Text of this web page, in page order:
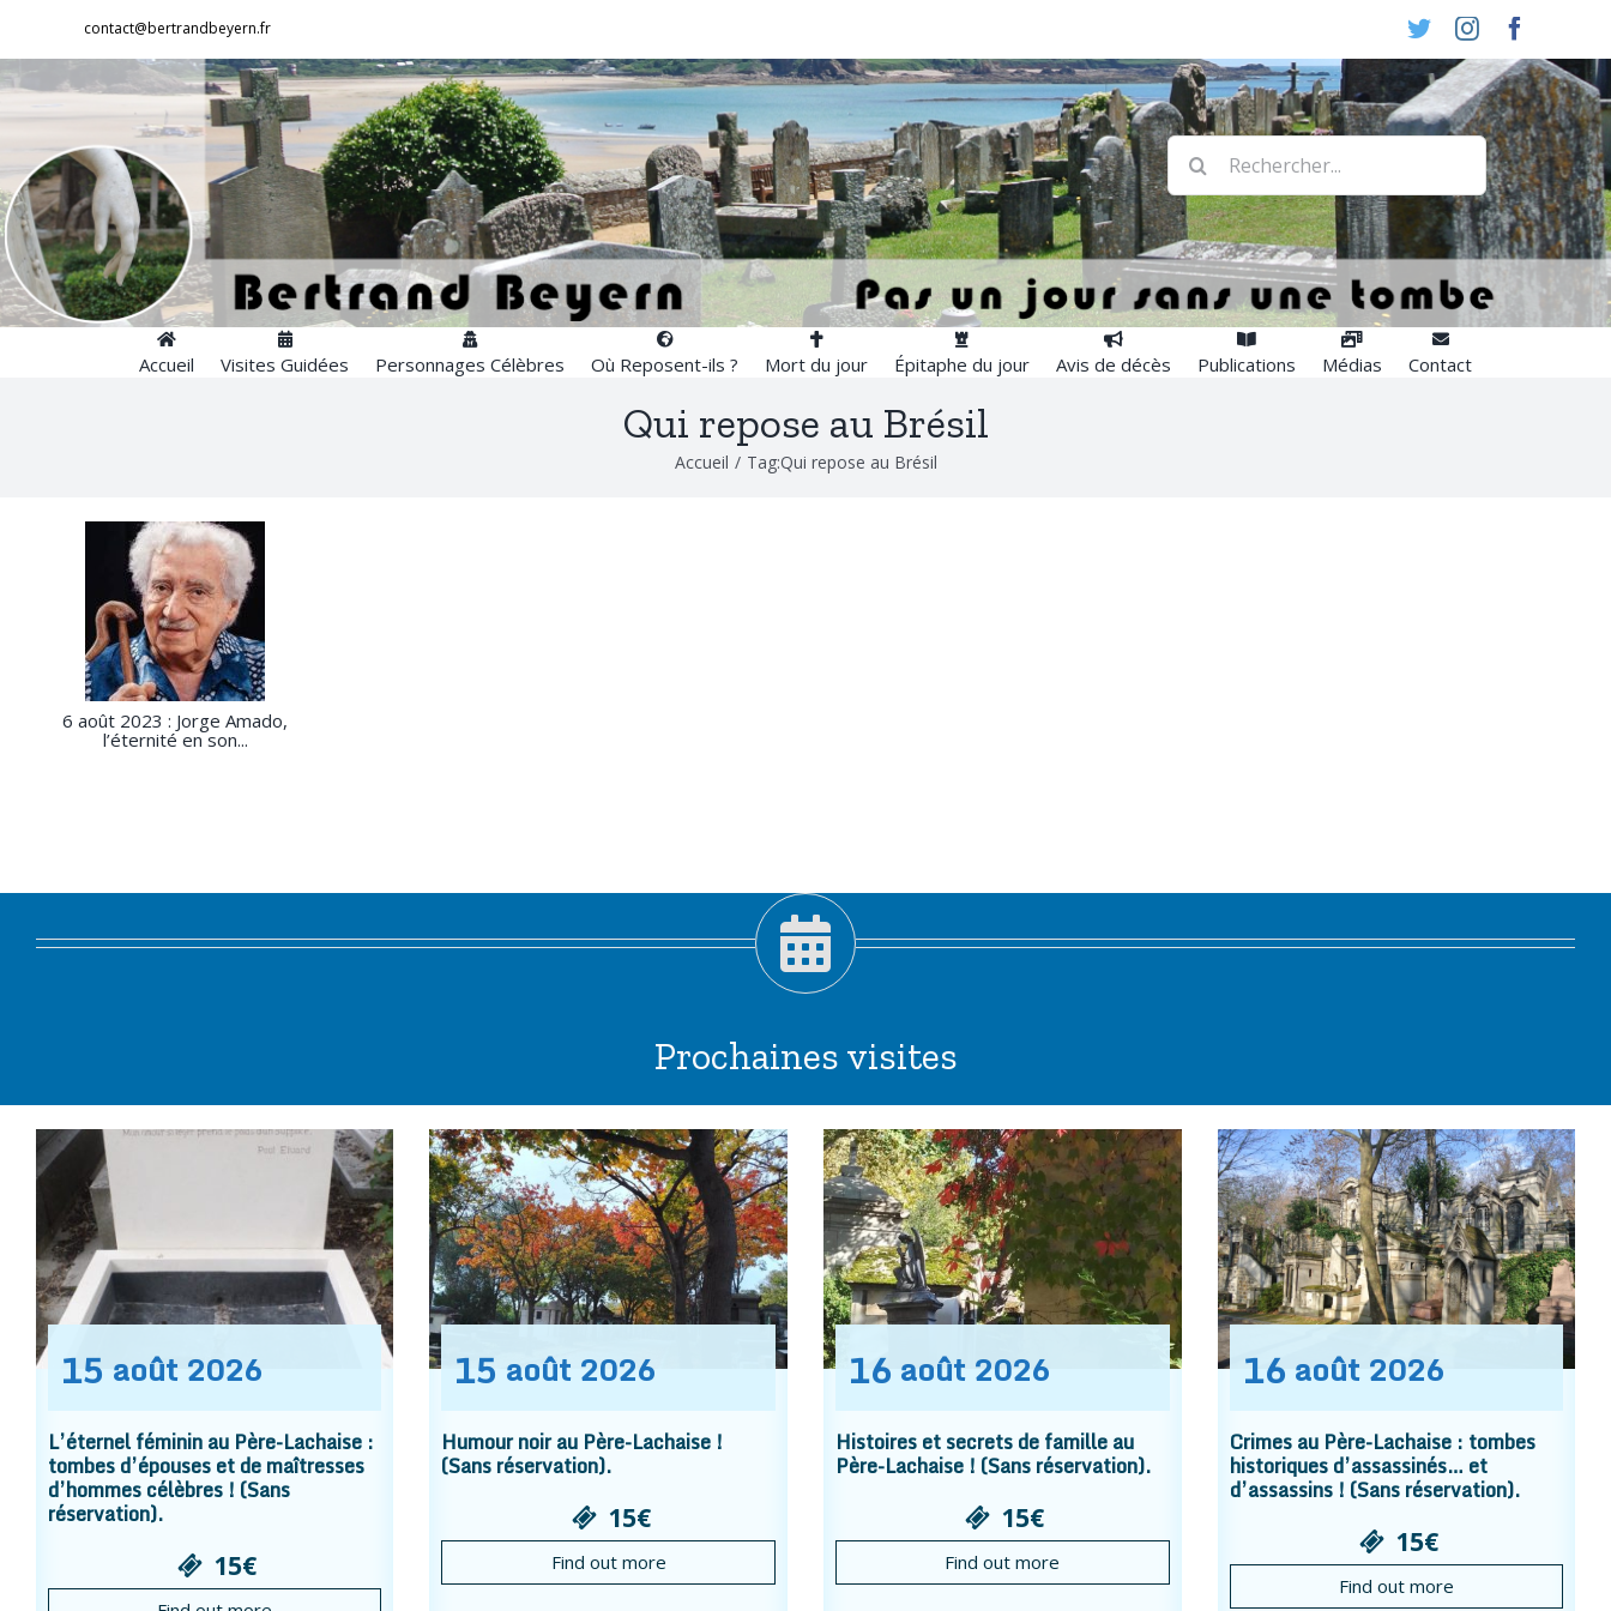
contenu
contact@bertrandbeyern.fr TwitterInstagram
Rechercher:
Accueil Visites Guidées Personnages Célèbres Où Reposent-ils ? Mort du jour Épitaphe du jour Avis de décès Publications Médias Contact
Qui repose au Brésil
Accueil / Tag:Qui repose au Brésil
6 août 2023 : Jorge Amado,
l’éternité en son...
Prochaines visites
15 août 2026
L’éternel féminin au Père-Lachaise :
tombes d’épouses et de maîtresses
d’hommes célèbres ! (Sans
réservation).
15€
15 août 2026
Humour noir au Père-Lachaise !
(Sans réservation).
15€
Find out more
16 août 2026
Histoires et secrets de famille au
Père-Lachaise ! (Sans réservation).
15€
Find out more
16 août 2026
Crimes au Père-Lachaise : tombes
historiques d’assassinés… et
d’assassins ! (Sans réservation).
15€
Find out more